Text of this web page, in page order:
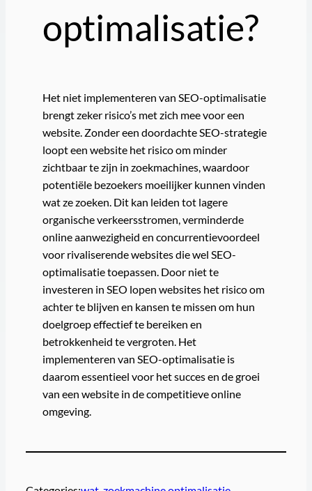
optimalisatie?
Het niet implementeren van SEO-optimalisatie
brengt zeker risico’s met zich mee voor een
website. Zonder een doordachte SEO-strategie
loopt een website het risico om minder
zichtbaar te zijn in zoekmachines, waardoor
potentiële bezoekers moeilijker kunnen vinden
wat ze zoeken. Dit kan leiden tot lagere
organische verkeersstromen, verminderde
online aanwezigheid en concurrentievoordeel
voor rivaliserende websites die wel SEO-
optimalisatie toepassen. Door niet te
investeren in SEO lopen websites het risico om
achter te blijven en kansen te missen om hun
doelgroep effectief te bereiken en
betrokkenheid te vergroten. Het
implementeren van SEO-optimalisatie is
daarom essentieel voor het succes en de groei
van een website in de competitieve online
omgeving.